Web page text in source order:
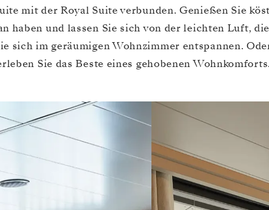
mit der Royal Suite verbunden. Genießen Sie
haben und lassen Sie sich von der leichten Luft,
sich im geräumigen Wohnzimmer entspannen.
Sie das Beste eines gehobenen Wohnkomforts.